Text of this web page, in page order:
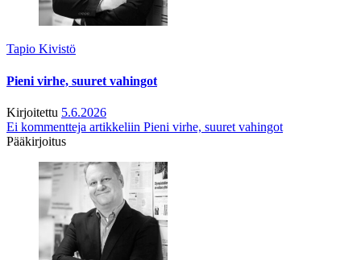
Tapio Kivistö
Pieni virhe, suuret vahingot
Kirjoitettu 5.6.2026
Ei kommentteja artikkeliin Pieni virhe, suuret vahingot
Pääkirjoitus